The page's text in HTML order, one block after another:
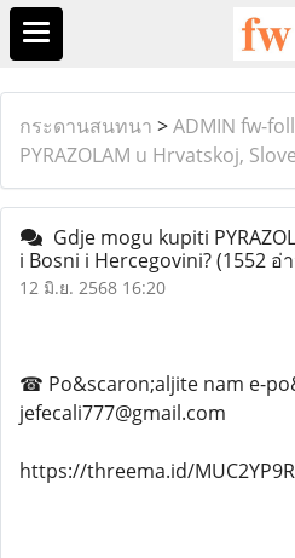
กระดานสนทนา >ADMIN fw-
PYRAZOLAM u Hrvatskoj,
Gdje mogu kupiti
i Bosni i Hercegovini?(1552 อ่
12 มิ.ย. 2568 16:20
☎ Po&scaron;aljite nam e-
jefecali777@gmail.com
https://threema.id/MUC2YP9R